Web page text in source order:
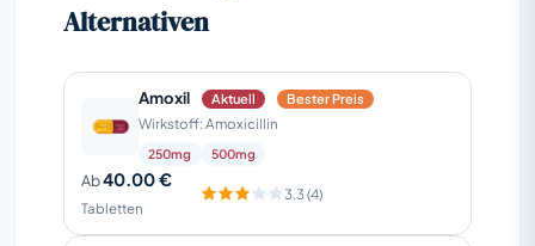
Alternativen
Amoxil Aktuell Bester Preis
Wirkstoff: Amoxicillin
250mg 500mg
Ab40.00 €
Tabletten
3.3 (4)